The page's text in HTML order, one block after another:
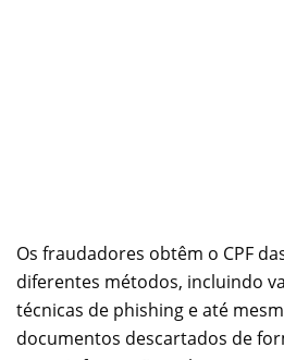
Os fraudadores obtêm o CPF
diferentes métodos, incluindo
técnicas de phishing e até
documentos descartados de